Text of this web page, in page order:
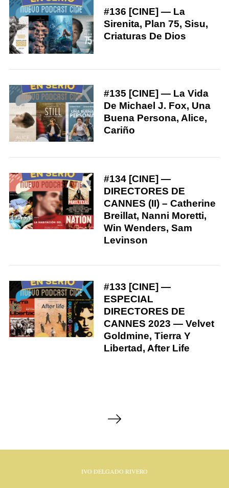
#136 [CINE] — La
Sirenita, Plan 75, Sisu,
Criaturas De Dios
#135 [CINE] — La Vida
De Michael J. Fox, Una
Buena Persona, Alice,
Cariño
#134 [CINE] —
DIRECTORES DE
CANNES (II) – Catherine
Breillat, Nanni Moretti,
Win Wenders, Sam
Levinson
#133 [CINE] —
ESPECIAL
DIRECTORES DE
CANNES 2023 — Velvet
Goldmine, Tierra Y
Libertad, After Life
t
IVO DELGADO RIVERO